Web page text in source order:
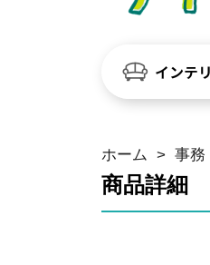
ホーム > 事務
商品詳細